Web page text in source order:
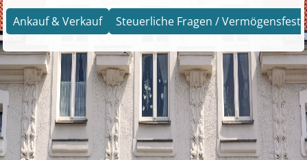
Ankauf & Verkauf Steuerliche Fragen /